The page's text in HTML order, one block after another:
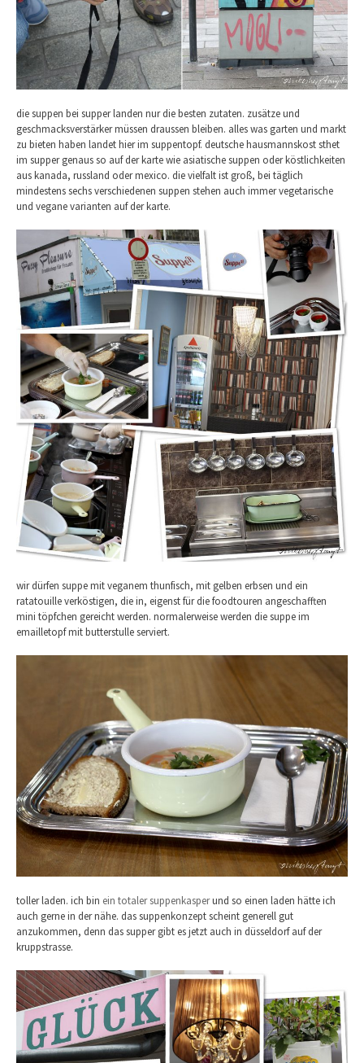
die suppen bei supper landen nur die besten zutaten. zusätze und
geschmacksverstärker müssen draussen bleiben. alles was garten und markt
zu bieten haben landet hier im suppentopf. deutsche hausmannskost sthet
im supper genaus so auf der karte wie asiatische suppen oder köstlichkeiten
aus kanada, russland oder mexico. die vielfalt ist groß, bei täglich
mindestens sechs verschiedenen suppen stehen auch immer vegetarische
und vegane varianten auf der karte.
wir dürfen suppe mit veganem thunfisch, mit gelben erbsen und ein
ratatouille verköstigen, die in, eigenst für die foodtouren angeschafften
mini töpfchen gereicht werden. normalerweise werden die suppe im
emailletopf mit butterstulle serviert.
toller laden. ich bin ein totaler suppenkasperund so einen laden hätte ich
auch gerne in der nähe. das suppenkonzept scheint generell gut
anzukommen, denn das supper gibt es jetzt auch in düsseldorf auf der
kruppstrasse.